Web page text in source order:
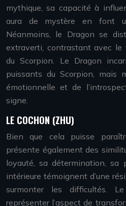
mythique, sa capacité à
aura de mystère en font
Néanmoins, le Dragon se
extraverti, contrastant avec le
du Scorpion. Le Dragon
puissants du Scorpion, mais
émotionnelle et de
signe.
LE COCHON (ZHU)
Bien que cela puisse
présente également des
loyauté, sa détermination, sa
intérieure témoignent d’une
surmonter les difficultés.
représenter l’aspect de